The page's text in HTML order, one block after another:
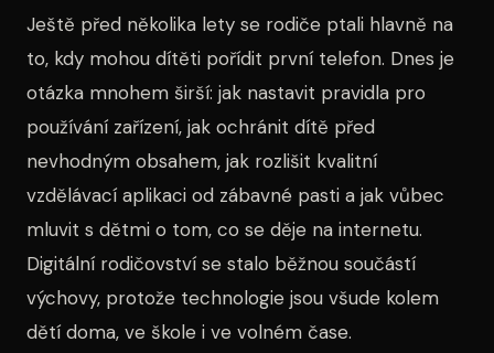
Ještě před několika lety se rodiče ptali hlavně na
to, kdy mohou dítěti pořídit první telefon. Dnes je
otázka mnohem širší: jak nastavit pravidla pro
používání zařízení, jak ochránit dítě před
nevhodným obsahem, jak rozlišit kvalitní
vzdělávací aplikaci od zábavné pasti a jak vůbec
mluvit s dětmi o tom, co se děje na internetu.
Digitální rodičovství se stalo běžnou součástí
výchovy, protože technologie jsou všude kolem
dětí doma, ve škole i ve volném čase.